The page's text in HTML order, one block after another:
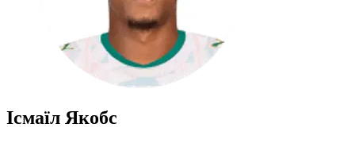
Ісмаїл Якобс